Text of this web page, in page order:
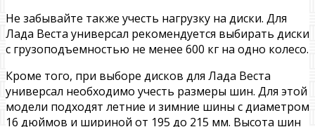
Не забывайте также учесть нагрузку на диски. Для
Лада Веста универсал рекомендуется выбирать диски
с грузоподъемностью не менее 600 кг на одно колесо.
Кроме того, при выборе дисков для Лада Веста
универсал необходимо учесть размеры шин. Для этой
модели подходят летние и зимние шины с диаметром
16 дюймов и шириной от 195 до 215 мм. Высота шин